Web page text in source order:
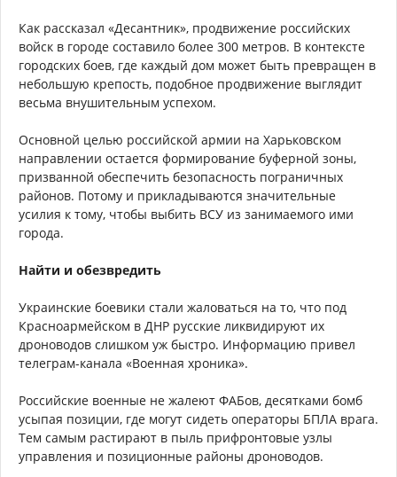
Как рассказал «Десантник», продвижение российских
войск в городе составило более 300 метров. В контексте
городских боев, где каждый дом может быть превращен в
небольшую крепость, подобное продвижение выглядит
весьма внушительным успехом.
Основной целью российской армии на Харьковском
направлении остается формирование буферной зоны,
призванной обеспечить безопасность пограничных
районов. Потому и прикладываются значительные
усилия к тому, чтобы выбить ВСУ из занимаемого ими
города.
Найти и обезвредить
Украинские боевики стали жаловаться на то, что под
Красноармейском в ДНР русские ликвидируют их
дроноводов слишком уж быстро. Информацию привел
телеграм-канала «Военная хроника».
Российские военные не жалеют ФАБов, десятками бомб
усыпая позиции, где могут сидеть операторы БПЛА врага.
Тем самым растирают в пыль прифронтовые узлы
управления и позиционные районы дроноводов.